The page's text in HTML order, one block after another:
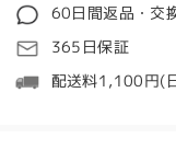
処理時間
5-7営業日
詳細
60日間返品・交
365日保証
配送料1,100円(